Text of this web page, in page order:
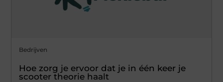
Bedrijven
Hoe zorg je ervoor dat je in één keer je
scooter theorie haalt